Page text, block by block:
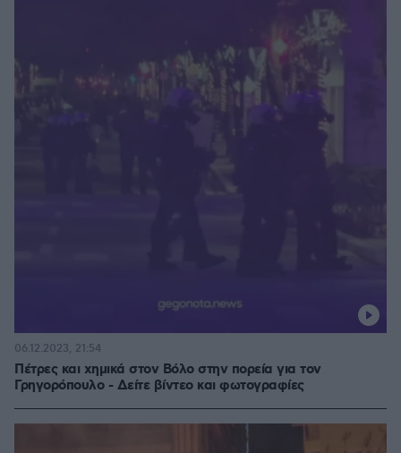
Πέτρες και χημικά στον Βόλο στην πορεία για τον
Γρηγορόπουλο - Δείτε βίντεο και φωτογραφίες
06.12.2023, 21:54